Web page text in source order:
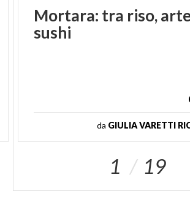
Mortara: tra riso,
sushi
da GIULIA VARETTI
1 19